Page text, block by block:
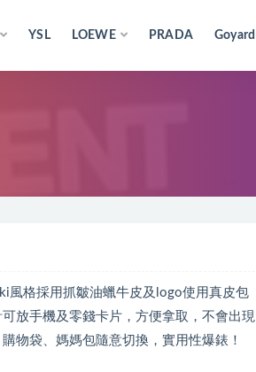
YSL LOEWE PRADA Goyard
風格採用抓皺油蠟牛皮及logo使用真皮包
放手機及零錢卡片，方便拿取，不會出現
物袋、媽媽包隨意切換，實用性爆錶！